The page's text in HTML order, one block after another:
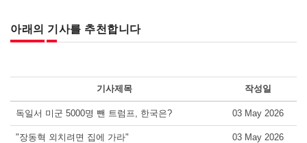
아래의 기사를 추천합니다
기사제목 작성일
독일서 미군 5000명 뺀 트럼프, 한국은? 03 May 2026
"장동혁 외치려면 집에 가라" 03 May 2026